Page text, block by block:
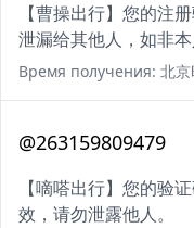
【曹操出行】您的注
泄漏给其他人，如非本
Время получения: 北京
@263159809479
【嘀嗒出行】您的验
效，请勿泄露他人。